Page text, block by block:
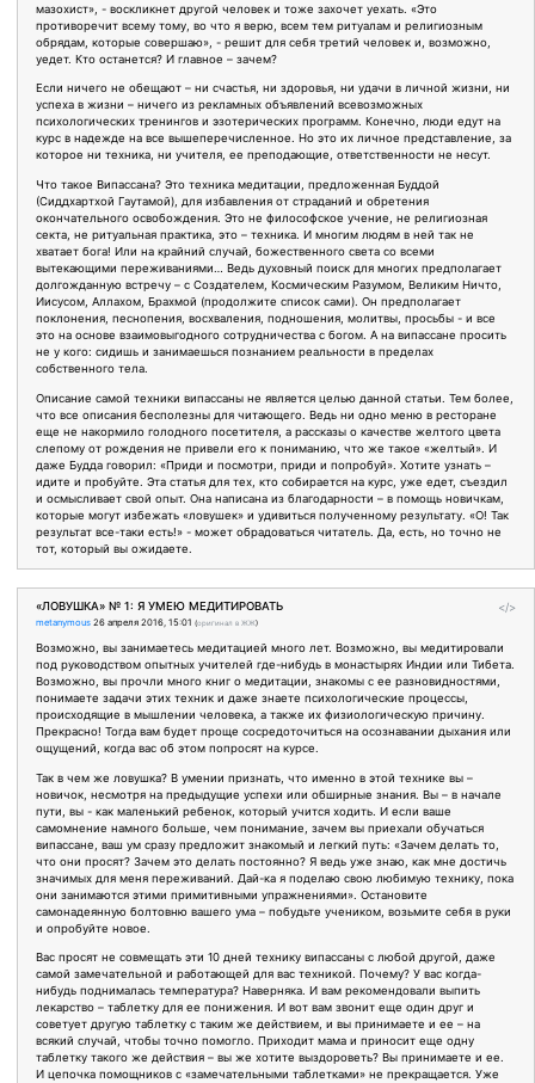
мазохист», - воскликнет другой человек и тоже захочет уехать. «Это
противоречит всему тому, во что я верю, всем тем ритуалам и религиозным
обрядам, которые совершаю», - решит для себя третий человек и, возможно,
уедет. Кто останется? И главное – зачем?
Если ничего не обещают – ни счастья, ни здоровья, ни удачи в личной жизни, ни
успеха в жизни – ничего из рекламных объявлений всевозможных
психологических тренингов и эзотерических программ. Конечно, люди едут на
курс в надежде на все вышеперечисленное. Но это их личное представление, за
которое ни техника, ни учителя, ее преподающие, ответственности не несут.
Что такое Випассана? Это техника медитации, предложенная Буддой
(Сиддхартхой Гаутамой), для избавления от страданий и обретения
окончательного освобождения. Это не философское учение, не религиозная
секта, не ритуальная практика, это – техника. И многим людям в ней так не
хватает бога! Или на крайний случай, божественного света со всеми
вытекающими переживаниями… Ведь духовный поиск для многих предполагает
долгожданную встречу – с Создателем, Космическим Разумом, Великим Ничто,
Иисусом, Аллахом, Брахмой (продолжите список сами). Он предполагает
поклонения, песнопения, восхваления, подношения, молитвы, просьбы - и все
это на основе взаимовыгодного сотрудничества с богом. А на випассане просить
не у кого: сидишь и занимаешься познанием реальности в пределах
собственного тела.
Описание самой техники випассаны не является целью данной статьи. Тем более,
что все описания бесполезны для читающего. Ведь ни одно меню в ресторане
еще не накормило голодного посетителя, а рассказы о качестве желтого цвета
слепому от рождения не привели его к пониманию, что же такое «желтый». И
даже Будда говорил: «Приди и посмотри, приди и попробуй». Хотите узнать –
идите и пробуйте. Эта статья для тех, кто собирается на курс, уже едет, съездил
и осмысливает свой опыт. Она написана из благодарности – в помощь новичкам,
которые могут избежать «ловушек» и удивиться полученному результату. «О! Так
результат все-таки есть!» - может обрадоваться читатель. Да, есть, но точно не
тот, который вы ожидаете.
</>
«ЛОВУШКА» № 1: Я УМЕЮ МЕДИТИРОВАТЬ
metanymous 26 апреля 2016, 15:01 (оригинал в ЖЖ)
Возможно, вы занимаетесь медитацией много лет. Возможно, вы медитировали
под руководством опытных учителей где-нибудь в монастырях Индии или Тибета.
Возможно, вы прочли много книг о медитации, знакомы с ее разновидностями,
понимаете задачи этих техник и даже знаете психологические процессы,
происходящие в мышлении человека, а также их физиологическую причину.
Прекрасно! Тогда вам будет проще сосредоточиться на осознавании дыхания или
ощущений, когда вас об этом попросят на курсе.
Так в чем же ловушка? В умении признать, что именно в этой технике вы –
новичок, несмотря на предыдущие успехи или обширные знания. Вы – в начале
пути, вы - как маленький ребенок, который учится ходить. И если ваше
самомнение намного больше, чем понимание, зачем вы приехали обучаться
випассане, ваш ум сразу предложит знакомый и легкий путь: «Зачем делать то,
что они просят? Зачем это делать постоянно? Я ведь уже знаю, как мне достичь
значимых для меня переживаний. Дай-ка я поделаю свою любимую технику, пока
они занимаются этими примитивными упражнениями». Остановите
самонадеянную болтовню вашего ума – побудьте учеником, возьмите себя в руки
и опробуйте новое.
Вас просят не совмещать эти 10 дней технику випассаны с любой другой, даже
самой замечательной и работающей для вас техникой. Почему? У вас когда-
нибудь поднималась температура? Наверняка. И вам рекомендовали выпить
лекарство – таблетку для ее понижения. И вот вам звонит еще один друг и
советует другую таблетку с таким же действием, и вы принимаете и ее – на
всякий случай, чтобы точно помогло. Приходит мама и приносит еще одну
таблетку такого же действия – вы же хотите выздороветь? Вы принимаете и ее.
И цепочка помощников с «замечательными таблетками» не прекращается. Уже